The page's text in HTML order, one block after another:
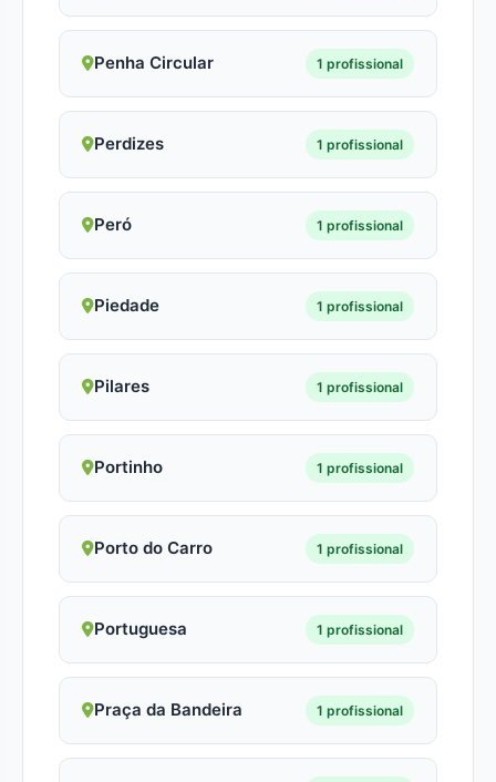
Penha Circular 1 profissional
Perdizes 1 profissional
Peró 1 profissional
Piedade 1 profissional
Pilares 1 profissional
Portinho 1 profissional
Porto do Carro 1 profissional
Portuguesa 1 profissional
Praça da Bandeira 1 profissional